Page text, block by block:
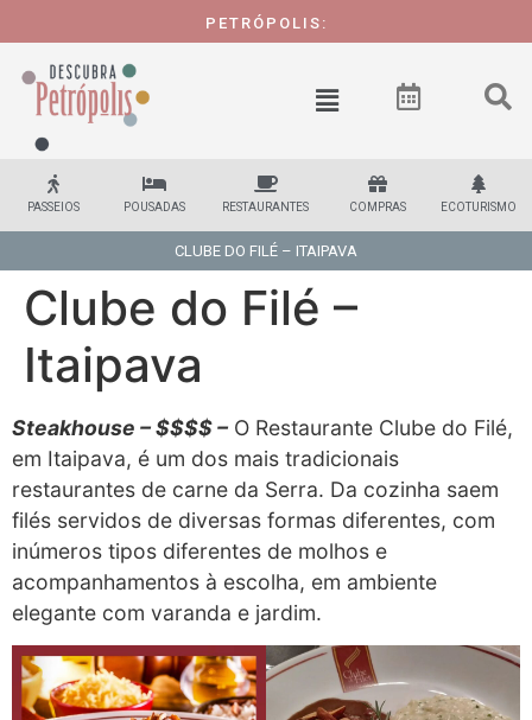
PETRÓPOLIS:
PASSEIOS POUSADAS RESTAURANTES COMPRAS ECOTURISMO
CLUBE DO FILÉ – ITAIPAVA
Clube do Filé –
Itaipava
Steakhouse – $$$$ – O Restaurante Clube do Filé,
em Itaipava, é um dos mais tradicionais
restaurantes de carne da Serra. Da cozinha saem
filés servidos de diversas formas diferentes, com
inúmeros tipos diferentes de molhos e
acompanhamentos à escolha, em ambiente
elegante com varanda e jardim.